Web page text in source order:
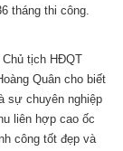
tháng thi công.
tịch HĐQT
Quân cho biết
sự chuyên nghiệp
liên hợp cao ốc
công tốt đẹp và